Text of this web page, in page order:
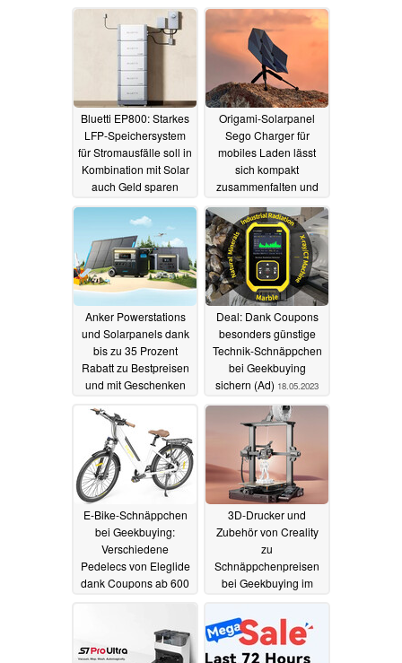
Bluetti EP800: Starkes
LFP-Speichersystem
für Stromausfälle soll in
Kombination mit Solar
auch Geld sparen
10.09.2023
Origami-Solarpanel
Sego Charger für
mobiles Laden lässt
sich kompakt
zusammenfalten und
Vorzugspreis07.06.2023
Anker Powerstations
und Solarpanels dank
bis zu 35 Prozent
Rabatt zu Bestpreisen
und mit Geschenken
Deal: Dank Coupons
besonders günstige
Technik-Schnäppchen
bei Geekbuying
sichern (Ad) 18.05.2023
E-Bike-Schnäppchen
bei Geekbuying:
Verschiedene
Pedelecs von Eleglide
dank Coupons ab 600
3D-Drucker und
Zubehör von Creality
zu
Schnäppchenpreisen
bei Geekbuying im